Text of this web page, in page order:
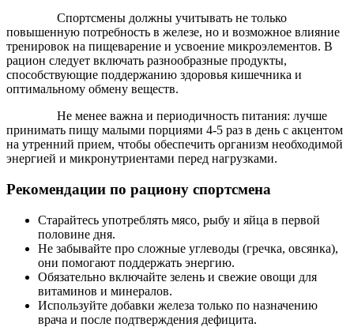
Спортсмены должны учитывать не только
повышенную потребность в железе, но и возможное влияние
тренировок на пищеварение и усвоение микроэлементов. В
рацион следует включать разнообразные продукты,
способствующие поддержанию здоровья кишечника и
оптимальному обмену веществ.
Не менее важна и периодичность питания: лучше
принимать пищу малыми порциями 4-5 раз в день с акцентом
на утренний прием, чтобы обеспечить организм необходимой
энергией и микронутриентами перед нагрузками.
Рекомендации по рациону спортсмена
Старайтесь употреблять мясо, рыбу и яйца в первой
половине дня.
Не забывайте про сложные углеводы (гречка, овсянка),
они помогают поддержать энергию.
Обязательно включайте зелень и свежие овощи для
витаминов и минералов.
Используйте добавки железа только по назначению
врача и после подтверждения дефицита.